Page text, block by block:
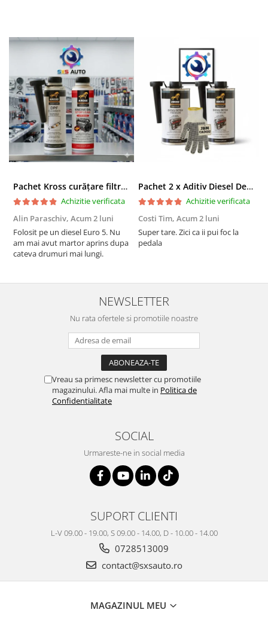
Pachet Kross curățare filtru particule DPF și etanșare ulei 250 ml + 250 ml
Achizitie verificata
Alin Paraschiv, Acum 2 luni
Folosit pe un diesel Euro 5. Nu
am mai avut martor aprins dupa
cateva drumuri mai lungi.
Pachet 2 x Aditiv Diesel Detox Premium Kross - Curățare Completă, +5 Puncte Cetanic & Protecție DPF/EGR
Achizitie verificata
Costi Tim, Acum 2 luni
Super tare. Zici ca ii pui foc la
pedala
NEWSLETTER
Nu rata ofertele si promotiile noastre
Vreau sa primesc newsletter cu promotiile
magazinului. Afla mai multe in Politica de
Confidentialitate
SOCIAL
Urmareste-ne in social media
SUPORT CLIENTI
L-V 09.00 - 19.00, S 09.00 - 14.00, D - 10.00 - 14.00
0728513009
contact@sxsauto.ro
MAGAZINUL MEU